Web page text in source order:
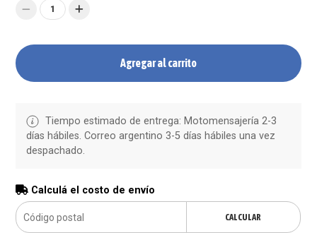
1
Agregar al carrito
Tiempo estimado de entrega: Motomensajería 2-3
días hábiles. Correo argentino 3-5 días hábiles una vez
despachado.
Calculá el costo de envío
CALCULAR